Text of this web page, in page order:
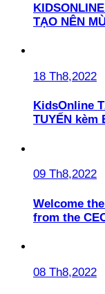
TẠO NÊN
18 Th8,2022
KidsOnline
TUYẾN kèm
09 Th8,2022
Welcome
from the
08 Th8,2022